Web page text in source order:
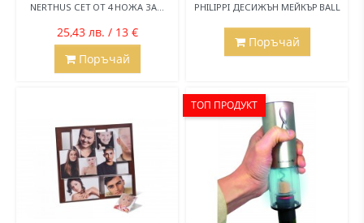
NERTHUS СЕТ ОТ 4 НОЖА ЗА...
25,43 лв. / 13 €
Поръчай
PHILIPPI ДЕСИЖЪН МЕЙКЪР BALL
Поръчай
ТОП ПРОДУКТ